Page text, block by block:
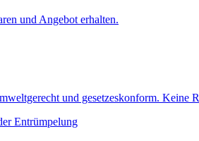
und Angebot erhalten.
und gesetzeskonform. Keine